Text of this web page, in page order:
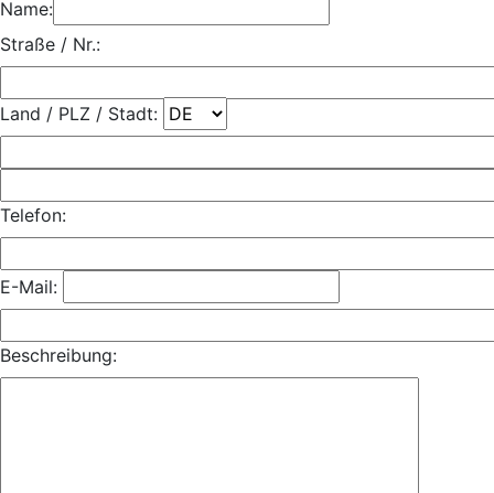
Name:
Straße / Nr.:
Land / PLZ / Stadt:
Telefon:
E-Mail:
Beschreibung: